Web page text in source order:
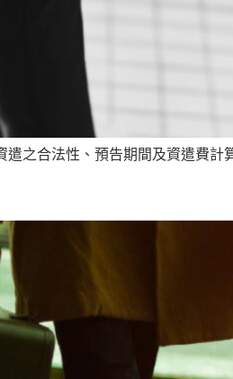
遣之合法性、預告期間及資遣費計